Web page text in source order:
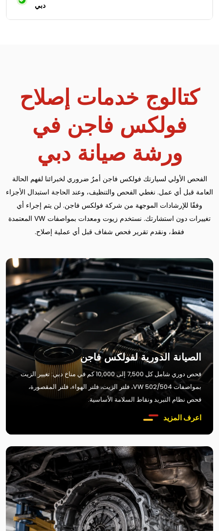
دبي
كتالوج خدمات إصلاح
فولكس فاجن في
ورشة صيانة دبي
الفحص الأولي لسيارتك فولكس فاجن أمرٌ ضروري لخبرائنا لفهم الحالة
العامة قبل أي عمل. نغطي الفحص والتنظيف، وعند الحاجة استبدال الأجزاء
وفقًا للإرشادات الموجهة من شركة فولكس فاجن. لن يتم إجراء أي
تغييرات دون استشارتك. نستخدم زيوت ومعدات بمواصفات VW المعتمدة
فقط، ونقدم تقرير فحص شفاف قبل أي عملية إصلاح.
الصيانة الدورية لفولكس فاجن
فحص دوري شامل كل 7,500 إلى 10,000 كم في مناخ دبي: تغيير الزيت
بمواصفات VW 502/504، فلتر الزيت، فلتر الهواء، فلتر المقصورة،
فحص نظام التبريد ونقاط السلامة الأساسية.
اعرف المزيد